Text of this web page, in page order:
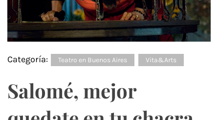
Categoría: Teatro en Buenos Aires Vita&Arts
Salomé, mejor